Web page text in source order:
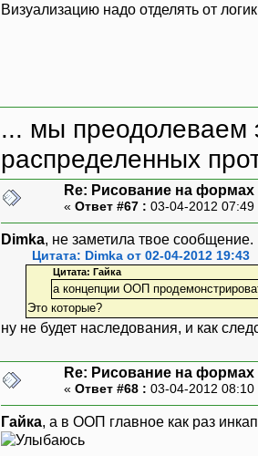
Визуализацию надо отделять от
... мы преодолеваем
распределенных
Re: Рисование на формах
« Ответ #67 : 03-04-2012
Dimka, не заметила твое сообщение.
Цитата: Dimka от 02-04-2012 19:43
Цитата: Гайка
а концепции ООП
Это которые?
ну не будет наследования, и как
Re: Рисование на формах
« Ответ #68 : 03-04-2012
Гайка, а в ООП главное как раз